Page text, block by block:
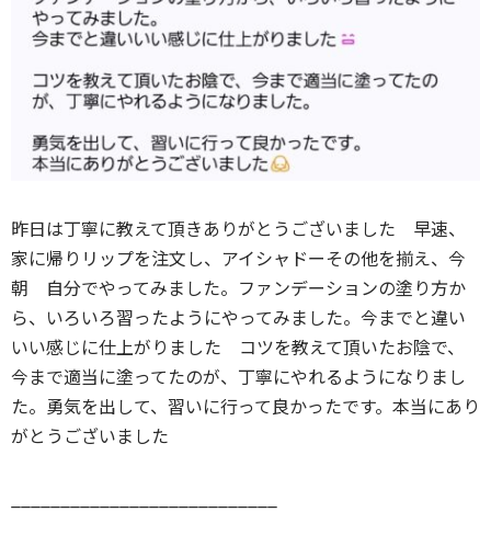
昨日は丁寧に教えて頂きありがとうございました 早速、
家に帰りリップを注文し、アイシャドーその他を揃え、今
朝 自分でやってみました。ファンデーションの塗り方か
ら、いろいろ習ったようにやってみました。今までと違い
いい感じに仕上がりました コツを教えて頂いたお陰で、
今まで適当に塗ってたのが、丁寧にやれるようになりまし
た。勇気を出して、習いに行って良かったです。本当にあり
がとうございました